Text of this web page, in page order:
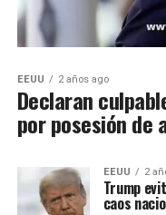
EEUU 2 años ago
Declaran
por posesión de
EEUU 2
Trump
caos